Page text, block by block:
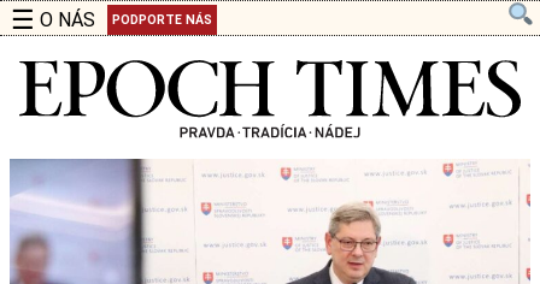
☰ O NÁS PODPORTE NÁS